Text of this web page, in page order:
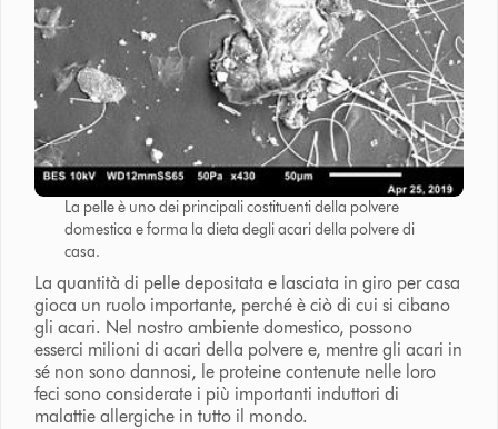
La pelle è uno dei principali costituenti della polvere
domestica e forma la dieta degli acari della polvere di
casa.
La quantità di pelle depositata e lasciata in giro per casa
gioca un ruolo importante, perché è ciò di cui si cibano
gli acari. Nel nostro ambiente domestico, possono
esserci milioni di acari della polvere e, mentre gli acari in
sé non sono dannosi, le proteine contenute nelle loro
feci sono considerate i più importanti induttori di
malattie allergiche in tutto il mondo.